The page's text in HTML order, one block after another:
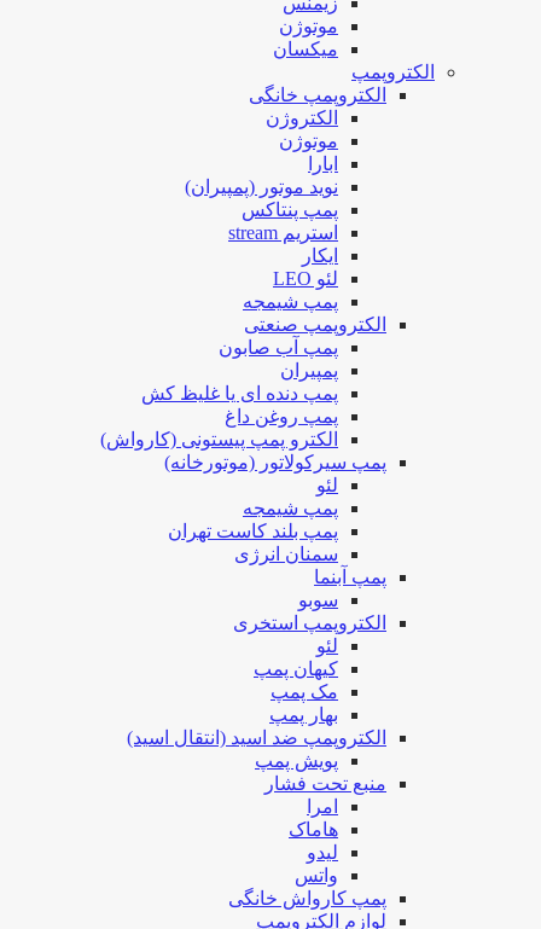
موتوژن
میکسان
الکتروپمپ
الکتروپمپ خانگی
الکتروژن
موتوژن
ابارا
نوید موتور (پمپیران)
پمپ پنتاکس
استریم stream
ایکار
لئو LEO
پمپ شیمجه
الکتروپمپ صنعتی
پمپ آب صابون
پمپیران
پمپ دنده ای یا غلیظ کش
پمپ روغن داغ
الکترو پمپ پیستونی (کارواش)
پمپ سیرکولاتور (موتورخانه)
لئو
پمپ شیمجه
پمپ بلند کاست تهران
سمنان انرژی
پمپ آبنما
سوبو
الکتروپمپ استخری
لئو
کیهان پمپ
مک پمپ
بهار پمپ
الکتروپمپ ضد اسید (انتقال اسید)
پویش پمپ
منبع تحت فشار
امرا
هاماک
لیدو
واتس
پمپ کارواش خانگی
لوازم الکتروپمپ